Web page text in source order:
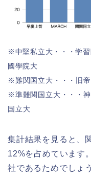
※中堅私立大・・・学習
國學院大
※難関国立大・・・旧
※準難関国立大・・・
国立大
集計結果を見ると、
12%を占めています
社であるためでしょ